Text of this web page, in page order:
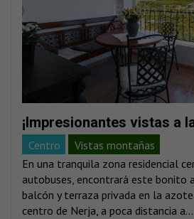
¡Impresionantes vistas a
Centro
Vistas montañas
En una tranquila zona residencial
autobuses, encontrará este bonito
balcón y terraza privada en la
centro de Nerja, a poca distancia a...